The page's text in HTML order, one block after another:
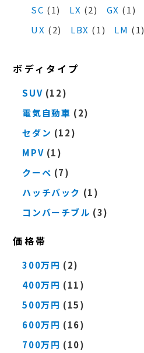
SC (1) LX (2) GX (1)
UX (2) LBX (1) LM (1)
ボディタイプ
SUV (12)
電気自動車 (2)
セダン (12)
MPV (1)
クーペ (7)
ハッチバック (1)
コンバーチブル (3)
価格帯
300万円 (2)
400万円 (11)
500万円 (15)
600万円 (16)
700万円 (10)